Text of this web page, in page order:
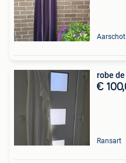
robe
€
Ransart